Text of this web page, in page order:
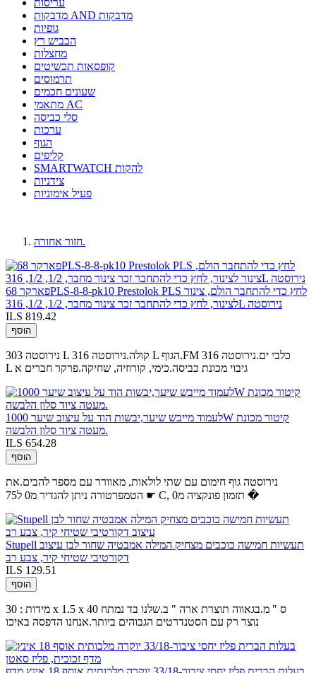
מדבקות AND מדבקות
גופיות
הכביש רץ
מחצלות
קופסאות תכשיטים
תרמוסים
שעונים חכמים
מתאמי AC
סלי כביסה
ערכות
הגוף
קליפים
SMARTWATCH להקות
צידניות
פעיל אימוניות
חזור אחורה.
פארקר 68PLS-8-8-pk10 Prestolok PLS לחץ כדי להתחבר הולם, צינור
לצינור, לחץ כדי להתחבר זכר צינור מחבר, 1/2, 1/2, 316L נירוסטה
ILS 819.42
הוסף
נירוסטה 303 L קולה.נירוסטה 316 L הגוף.FM כלבי ים.נירוסטה 316
L גיבוי מכונת כביסה.כימי, קורוזיה, שחיקה.פרקר חברים א
לעמוד מייבש שיער,יבשות הוד על עיצוב שיער 1000W קיטור מכונת
מעטה ציוד סלון הלבשה.
ILS 654.28
הוסף
נירוסטה גוף חימום עם שתי לולאות, מאוורר עם מספר להבים.את
הטמפרטורה ניתן להגדיר מ0 ל75 ☛ C, תזמון פונקציה מ0 �
Stupell תעשיות חמישה כוכבים מצחיק המילה אמבטיה שחור לבן עיצוב
דקורטיבי שטיחי קיר, צבע רב
ILS 129.51
הוסף
מידות : 30 x 1.5 x 40 ס " מ.בגאווה תוצרת ארה " ב.שלנו בד נמתח
נוצר רק עם הסטנדרטים הגבוהים ביותר.אנחנו הדפסה באיכו